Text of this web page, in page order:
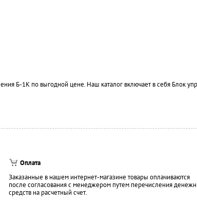
Б-1К по выгодной цене. Наш каталог включает в себя Блок
Оплата
Заказанные в нашем интернет-магазине товары оплачиваются
после согласования с менеджером путем перечисления
средств на расчетный счет.